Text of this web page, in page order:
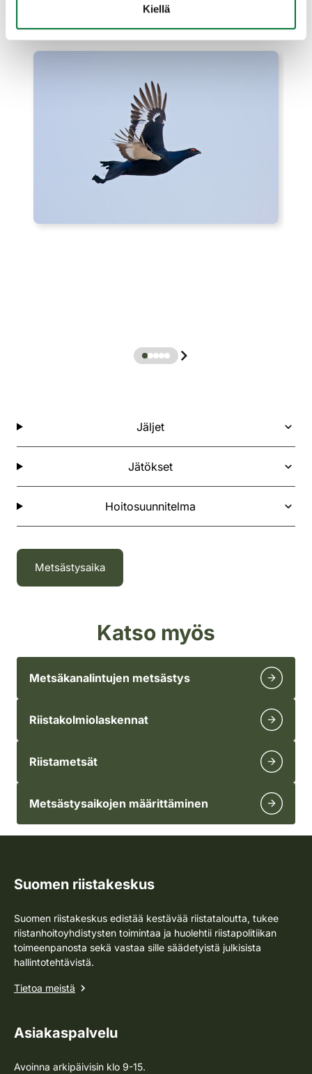
Kiellä
Jäljet
Jätökset
Hoitosuunnitelma
Metsästysaika
Katso myös
Metsäkanalintujen metsästys
Riistakolmiolaskennat
Riistametsät
Metsästysaikojen määrittäminen
Suomen riistakeskus
Suomen riistakeskus edistää kestävää riistataloutta, tukee
riistanhoitoyhdistysten toimintaa ja huolehtii riistapolitiikan
toimeenpanosta sekä vastaa sille säädetyistä julkisista
hallintotehtävistä.
Tietoa meistä
Asiakaspalvelu
Avoinna arkipäivisin klo 9-15.